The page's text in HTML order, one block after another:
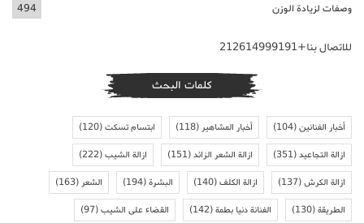
وصفات لزيادة الوزن 494
للاتصال بنا+212614999191
كلمات البحث
أخبار الفنانين(104) أخبار المشاهير(118) ابتسام تسكت(120)
ازالة التجاعيد(351) ازالة الشعر الزائد(151) ازالة الشيب(222)
ازالة الكرش(137) ازالة الكلف(140) البشرة(194) الشعر(163)
الطريقة(130) الفنانة دنيا بطمة(142) القضاء على الشيب(97)